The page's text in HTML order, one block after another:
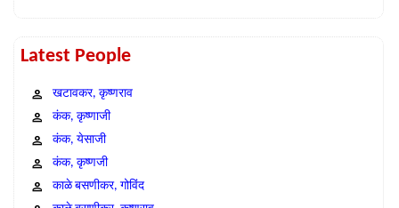
Latest People
खटावकर, कृष्णराव
कंक, कृष्णाजी
कंक, येसाजी
कंक, कृष्णजी
काळे बसणीकर, गोविंद